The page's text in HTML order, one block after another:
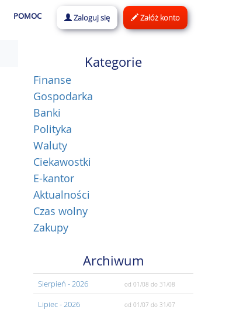
Zaloguj się Załóż konto
POMOC
Kategorie
Finanse
Gospodarka
Banki
Polityka
Waluty
Ciekawostki
E-kantor
Aktualności
Czas wolny
Zakupy
Archiwum
Sierpień - 2026 od 01/08 do 31/08
Lipiec- 2026 od 01/07 do 31/07